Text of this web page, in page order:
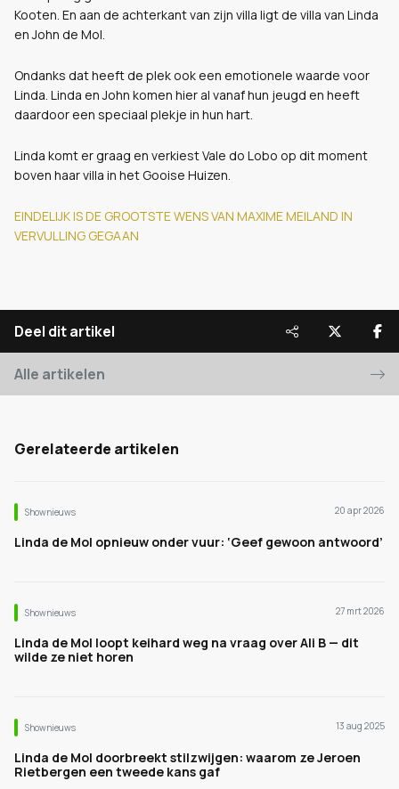
Kooten. En aan de achterkant van zijn villa ligt de villa van Linda
en John de Mol.
Ondanks dat heeft de plek ook een emotionele waarde voor
Linda. Linda en John komen hier al vanaf hun jeugd en heeft
daardoor een speciaal plekje in hun hart.
Linda komt er graag en verkiest Vale do Lobo op dit moment
boven haar villa in het Gooise Huizen.
EINDELIJK IS DE GROOTSTE WENS VAN MAXIME MEILAND IN
VERVULLING GEGAAN
Deel dit artikel
Alle artikelen
Gerelateerde artikelen
Shownieuws 20 apr 2026
Linda de Mol opnieuw onder vuur: ‘Geef gewoon antwoord’
Shownieuws 27 mrt 2026
Linda de Mol loopt keihard weg na vraag over Ali B — dit
wilde ze niet horen
Shownieuws 13 aug 2025
Linda de Mol doorbreekt stilzwijgen: waarom ze Jeroen
Rietbergen een tweede kans gaf